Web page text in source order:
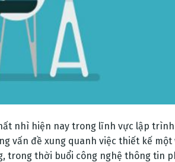
nhì hiện nay trong lĩnh vực lập
vấn đề xung quanh việc thiết kế một
trong thời buổi công nghệ thông tin